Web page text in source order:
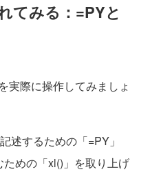
てみる：=PYと
実際に操作してみましょ
述するための「=PY」
めの「xl()」を取り上げ